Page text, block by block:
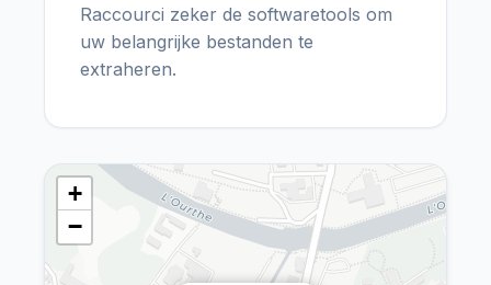
Raccourci zeker de softwaretools om
uw belangrijke bestanden te
extraheren.
+
−